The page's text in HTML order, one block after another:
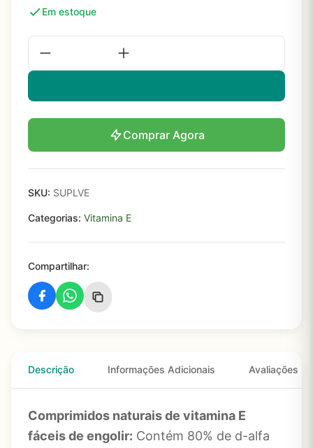
Em estoque
Comprar Agora
SKU: SUPLVE
Categorias: Vitamina E
Compartilhar:
Descrição Informações Adicionais Avaliações
Comprimidos naturais de vitamina E
fáceis de engolir: Contém 80% de d-alfa